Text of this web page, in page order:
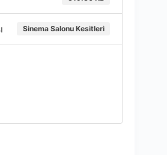
Sinema Salonu Kesitleri